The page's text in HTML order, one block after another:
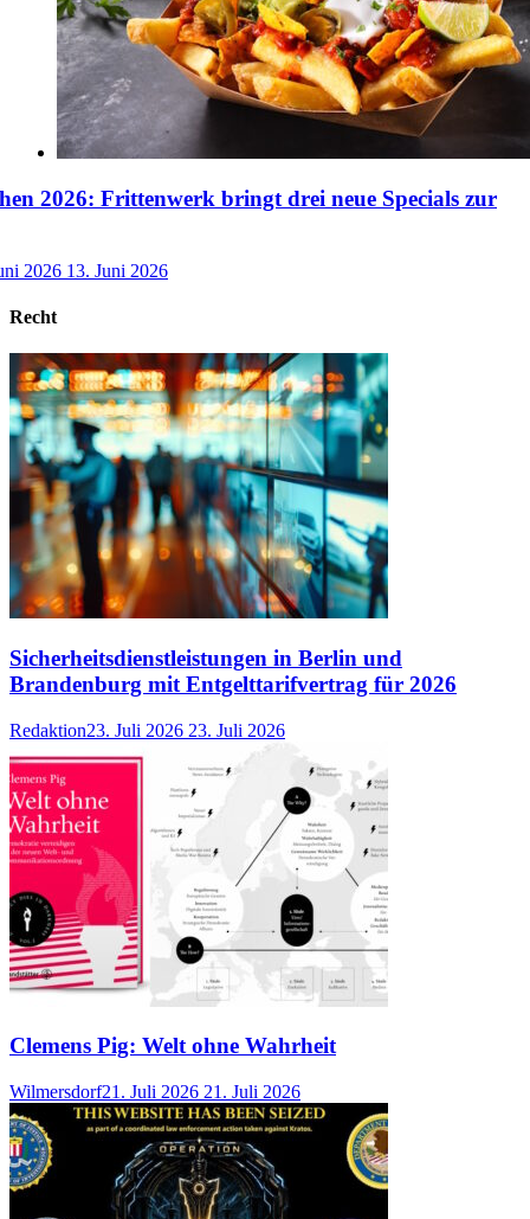
2026: Frittenwerk bringt drei neue Specials zur
2026 13. Juni 2026
Recht
Sicherheitsdienstleistungen in Berlin und
Brandenburg mit Entgelttarifvertrag für 2026
Redaktion23. Juli 2026 23. Juli 2026
Clemens Pig: Welt ohne Wahrheit
Wilmersdorf21. Juli 2026 21. Juli 2026